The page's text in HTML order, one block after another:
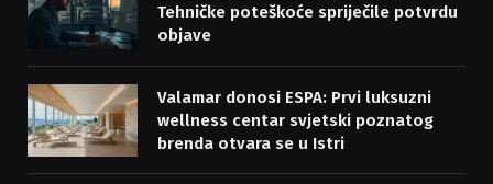
Tehničke poteškoće spriječile potvrdu
objave
Valamar donosi ESPA: Prvi luksuzni
wellness centar svjetski poznatog
brenda otvara se u Istri